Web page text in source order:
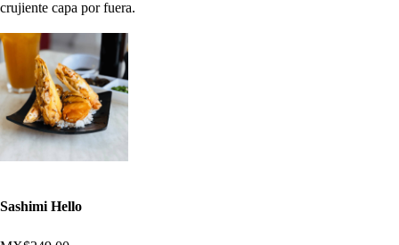
crujiente capa por fuera.
Sashimi Hello